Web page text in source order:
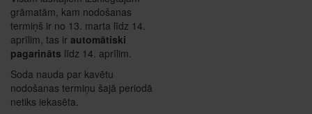
grāmatām, kam nodošanas
termiņš ir no 13. marta līdz 14.
aprīlim, tas ir automātiski
pagarināts līdz 14. aprīlim.
Soda nauda par kavētu
nodošanas termiņu šajā periodā
netiks iekasēta.